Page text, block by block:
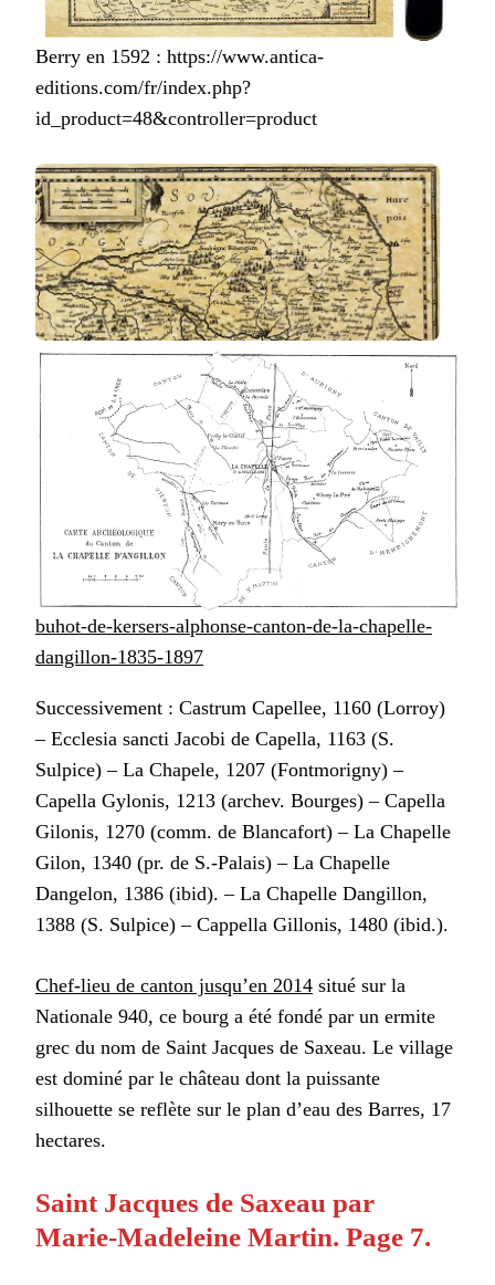
Berry en 1592 : https://www.antica-
editions.com/fr/index.php?
id_product=48&controller=product
buhot-de-kersers-alphonse-canton-de-la-chapelle-
dangillon-1835-1897
Successivement : Castrum Capellee, 1160 (Lorroy)
– Ecclesia sancti Jacobi de Capella, 1163 (S.
Sulpice) – La Chapele, 1207 (Fontmorigny) –
Capella Gylonis, 1213 (archev. Bourges) – Capella
Gilonis, 1270 (comm. de Blancafort) – La Chapelle
Gilon, 1340 (pr. de S.-Palais) – La Chapelle
Dangelon, 1386 (ibid). – La Chapelle Dangillon,
1388 (S. Sulpice) – Cappella Gillonis, 1480 (ibid.).
Chef-lieu de canton jusqu’en 2014 situé sur la
Nationale 940, ce bourg a été fondé par un ermite
grec du nom de Saint Jacques de Saxeau. Le village
est dominé par le château dont la puissante
silhouette se reflète sur le plan d’eau des Barres, 17
hectares.
Saint Jacques de Saxeau par
Marie-Madeleine Martin. Page 7.